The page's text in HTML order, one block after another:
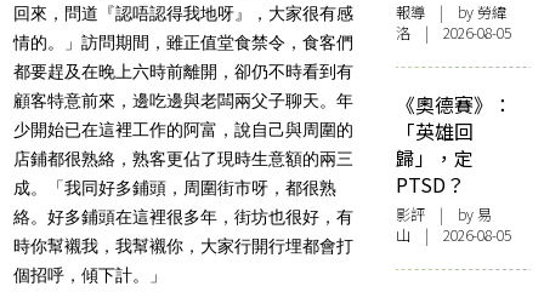
回來，問道『認唔認得我地呀』，大家很有感
情的。」訪問期間，雖正值堂食禁令，食客們
都要趕及在晚上六時前離開，卻仍不時看到有
顧客特意前來，邊吃邊與老闆兩父子聊天。年
少開始已在這裡工作的阿富，說自己與周圍的
店鋪都很熟絡，熟客更佔了現時生意額的兩三
成。「我同好多鋪頭，周圍街市呀，都很熟
絡。好多鋪頭在這裡很多年，街坊也很好，有
時你幫襯我，我幫襯你，大家行開行埋都會打
個招呼，傾下計。」
報導 | by 勞緯
洛 | 2026-08-05
《奧德賽》：
「英雄回
歸」，定
PTSD？
影評 | by 易
山 | 2026-08-05